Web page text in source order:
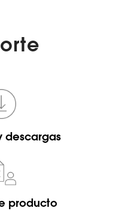
descargas
producto